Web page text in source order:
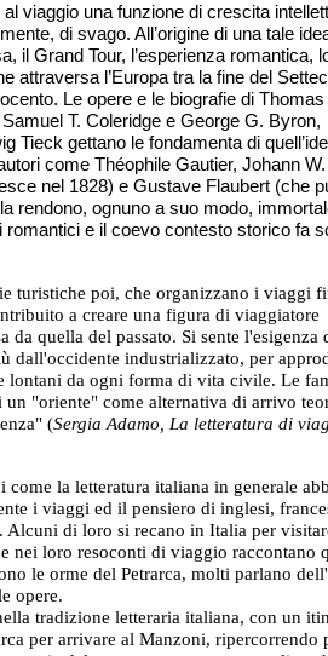
viaggio una funzione di crescita
di svago. All’origine di una tale
il Grand Tour, l’esperienza romantica,
attraversa l’Europa tra la fine del
Le opere e le biografie di
T. Coleridge e George G. Byron,
Tieck gettano le fondamenta di
come Théophile Gautier, Johann
nel 1828) e Gustave Flaubert (che
rendono, ognuno a suo modo,
romantici e il coevo contesto storico fa
turistiche poi, che organizzano i viaggi
a creare una figura di viaggiatore
da quella del passato. Si sente l'esigenza
dall'occidente industrializzato, per
lontani da ogni forma di vita civile. Le
un "oriente" come alternativa di arrivo
(Sergia Adamo, La letteratura di
come la letteratura italiana in generale
i viaggi ed il pensiero di inglesi,
Alcuni di loro si recano in Italia per
nei loro resoconti di viaggio raccontano
le orme del Petrarca, molti parlano
opere.
tradizione letteraria italiana, con un
per arrivare al Manzoni, ripercorrendo